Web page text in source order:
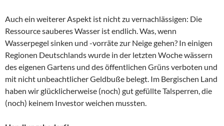
Auch ein weiterer Aspekt ist nicht zu vernachlässigen: Die
Ressource sauberes Wasser ist endlich. Was, wenn
Wasserpegel sinken und -vorräte zur Neige gehen? In einigen
Regionen Deutschlands wurde in der letzten Woche wässern
des eigenen Gartens und des öffentlichen Grüns verboten und
mit nicht unbeachtlicher Geldbuße belegt. Im Bergischen Land
haben wir glücklicherweise (noch) gut gefüllte Talsperren, die
(noch) keinem Investor weichen mussten.